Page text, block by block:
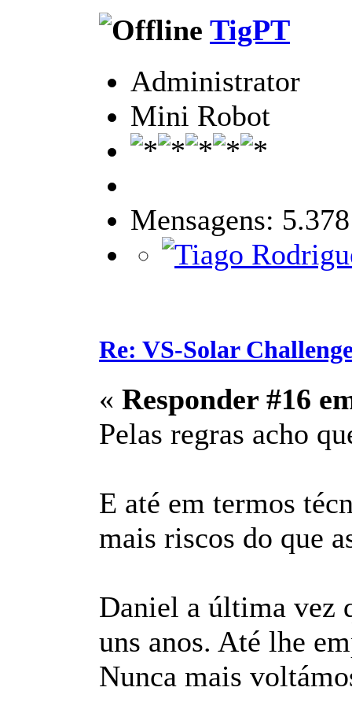
TigPT
Administrator
Mini Robot
Mensagens: 5.378
Re: VS-Solar
« Responder #16
Pelas regras acho
E até em termos
mais riscos do que
Daniel a última vez
uns anos. Até lhe
Nunca mais